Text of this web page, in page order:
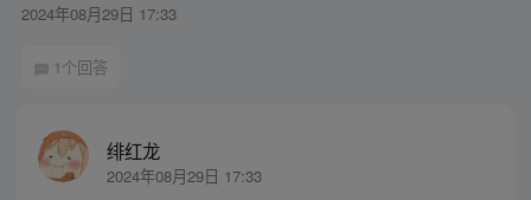
2024年08月29日 17:33
1个回答
绯红龙
2024年08月29日 17:33